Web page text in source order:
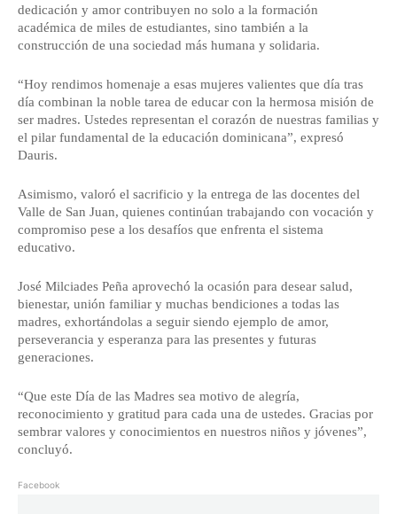
dedicación y amor contribuyen no solo a la formación
académica de miles de estudiantes, sino también a la
construcción de una sociedad más humana y solidaria.
“Hoy rendimos homenaje a esas mujeres valientes que día tras
día combinan la noble tarea de educar con la hermosa misión de
ser madres. Ustedes representan el corazón de nuestras familias y
el pilar fundamental de la educación dominicana”, expresó
Dauris.
Asimismo, valoró el sacrificio y la entrega de las docentes del
Valle de San Juan, quienes continúan trabajando con vocación y
compromiso pese a los desafíos que enfrenta el sistema
educativo.
José Milciades Peña aprovechó la ocasión para desear salud,
bienestar, unión familiar y muchas bendiciones a todas las
madres, exhortándolas a seguir siendo ejemplo de amor,
perseverancia y esperanza para las presentes y futuras
generaciones.
“Que este Día de las Madres sea motivo de alegría,
reconocimiento y gratitud para cada una de ustedes. Gracias por
sembrar valores y conocimientos en nuestros niños y jóvenes”,
concluyó.
Facebook